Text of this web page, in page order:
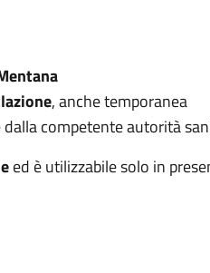
, anche temporanea
competente autorità
ed è utilizzabile solo in